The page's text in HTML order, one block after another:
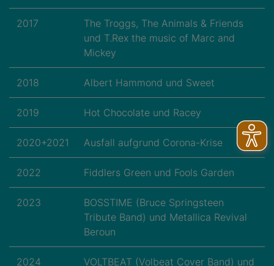
2017
The Troggs, The Animals & Friends
und T.Rex the music of Marc and
Mickey
2018 Albert Hammond und Sweet
2019 Hot Chocolate und Racey
2020+2021 Ausfall aufgrund Corona-Krise
2022 Fiddlers Green und Fools Garden
2023
BOSSTIME (Bruce Springsteen
Tribute Band) und Metallica Revival
Beroun
2024 VOLTBEAT (Volbeat Cover Band) und